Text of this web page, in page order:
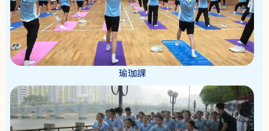
瑜珈課